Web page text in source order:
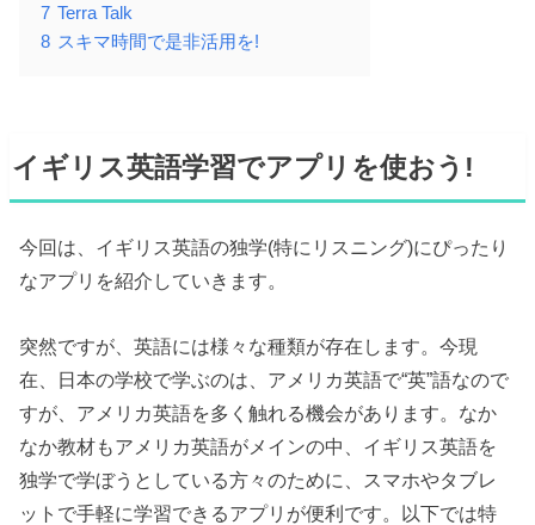
7 Terra Talk
8 スキマ時間で是非活用を!
イギリス英語学習でアプリを使おう!
今回は、イギリス英語の独学(特にリスニング)にぴったり
なアプリを紹介していきます。
突然ですが、英語には様々な種類が存在します。今現
在、日本の学校で学ぶのは、アメリカ英語で“英”語なので
すが、アメリカ英語を多く触れる機会があります。なか
なか教材もアメリカ英語がメインの中、イギリス英語を
独学で学ぼうとしている方々のために、スマホやタブレ
ットで手軽に学習できるアプリが便利です。以下では特